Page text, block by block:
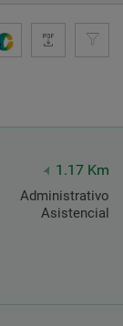
G
a
+compromiso
1.17 Km
Administrativo
Asistencial